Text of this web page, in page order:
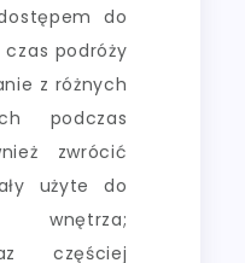
do
podróży
z różnych
podczas
zwrócić
użyte do
wnętrza;
częściej